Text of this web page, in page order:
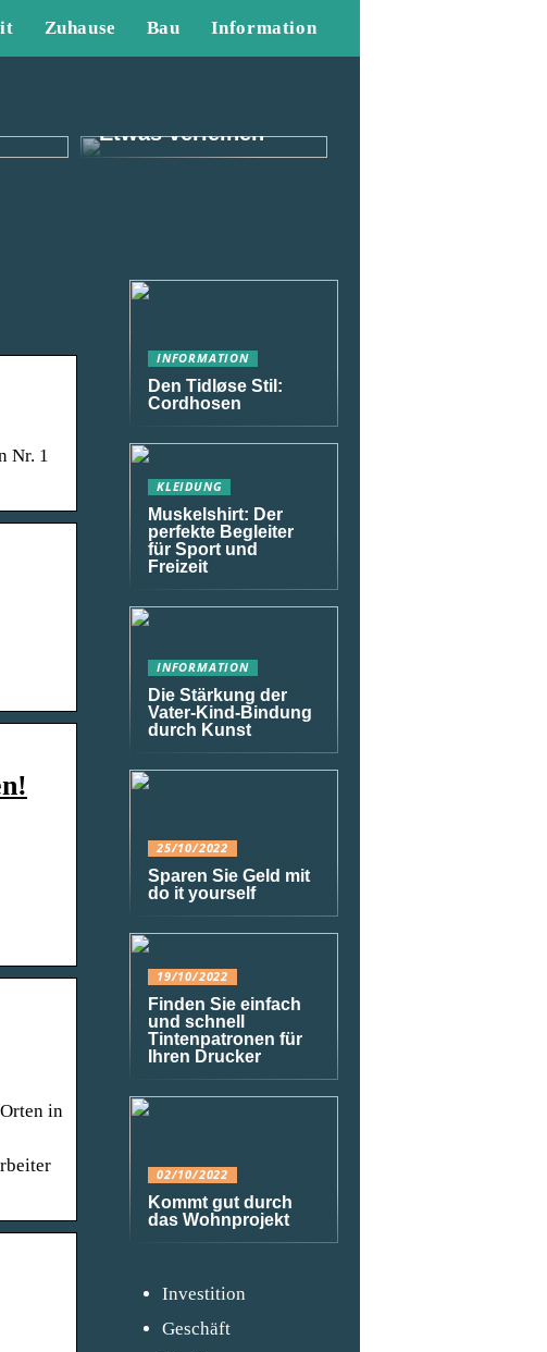
Zuhause Bau Information
Etwas verleihen
Nr. 1
in
INFORMATION
Den Tidløse Stil:
Cordhosen
KLEIDUNG
Muskelshirt: Der
perfekte Begleiter
für Sport und
Freizeit
INFORMATION
Die Stärkung der
Vater-Kind-Bindung
durch Kunst
25/10/2022
Sparen Sie Geld mit
do it yourself
19/10/2022
Finden Sie einfach
und schnell
Tintenpatronen für
Ihren Drucker
02/10/2022
Kommt gut durch
das Wohnprojekt
Investition
Geschäft